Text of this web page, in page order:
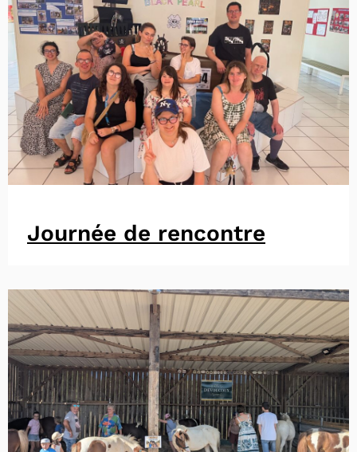
Journée de rencontre